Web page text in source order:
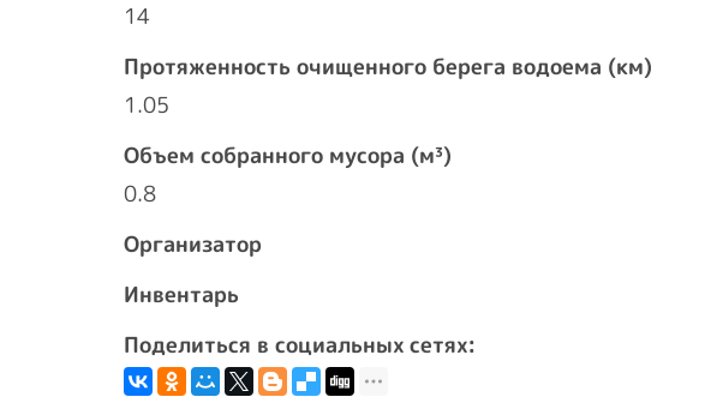
14
Протяженность очищенного берега водоема (км)
1.05
Объем собранного мусора (м³)
0.8
Организатор
Инвентарь
Поделиться в социальных сетях: